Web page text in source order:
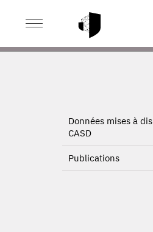
ACCUEIL
Données mises à
CASD
Publications